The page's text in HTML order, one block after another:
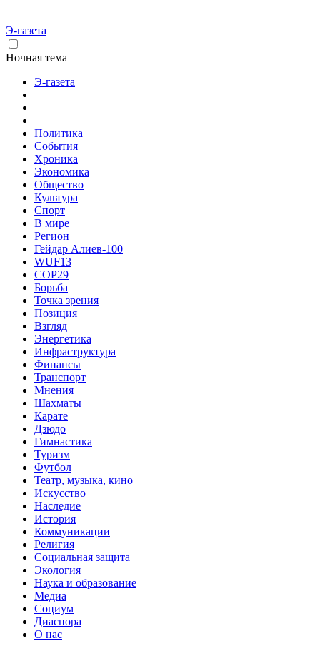
Э-газета
Ночная тема
Э-газета
Политика
События
Хроника
Экономика
Общество
Культура
Спорт
В мире
Регион
Гейдар Алиев-100
WUF13
COP29
Борьба
Точка зрения
Позиция
Взгляд
Энергетика
Инфраструктура
Финансы
Транспорт
Мнения
Шахматы
Карате
Дзюдо
Гимнастика
Туризм
Футбол
Театр, музыка, кино
Искусство
Наследие
История
Коммуникации
Религия
Социальная защита
Экология
Наука и образование
Медиа
Социум
Диаспора
О нас